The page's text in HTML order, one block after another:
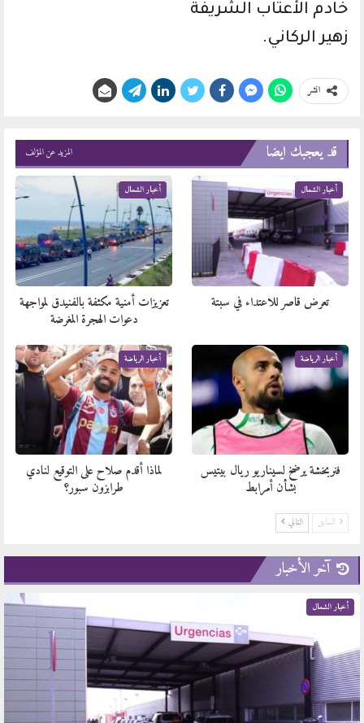
خادم الأعتاب الشريفة
زهير الركاني.
انشر
قد يعجبك ايضا المزيد عن المؤلف
أخبار الشمال
تعرض قاصر للاعتداء في سبتة
أخبار الشمال
تعزيزات أمنية مكثفة بالفنيدق لمواجهة
دعوات الهجرة المغرضة
أخبار الرياضة
فنربخشة يرضخ لسيناريو ريال بيتيس
بشأن أمرابط
أخبار الرياضة
لماذا أقدم صلاح على التوقيع لنادي
طرابزون سبور؟
السابق التالي
آخر الأخبار
أخبار الشمال